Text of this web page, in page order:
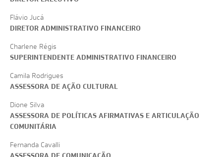
Flávio Jucá
DIRETOR ADMINISTRATIVO FINANCEIRO
Charlene Régis
SUPERINTENDENTE ADMINISTRATIVO FINANCEIRO
Camila Rodrigues
ASSESSORA DE AÇÃO CULTURAL
Dione Silva
ASSESSORA DE POLÍTICAS AFIRMATIVAS E ARTICULAÇÃO
COMUNITÁRIA
Fernanda Cavalli